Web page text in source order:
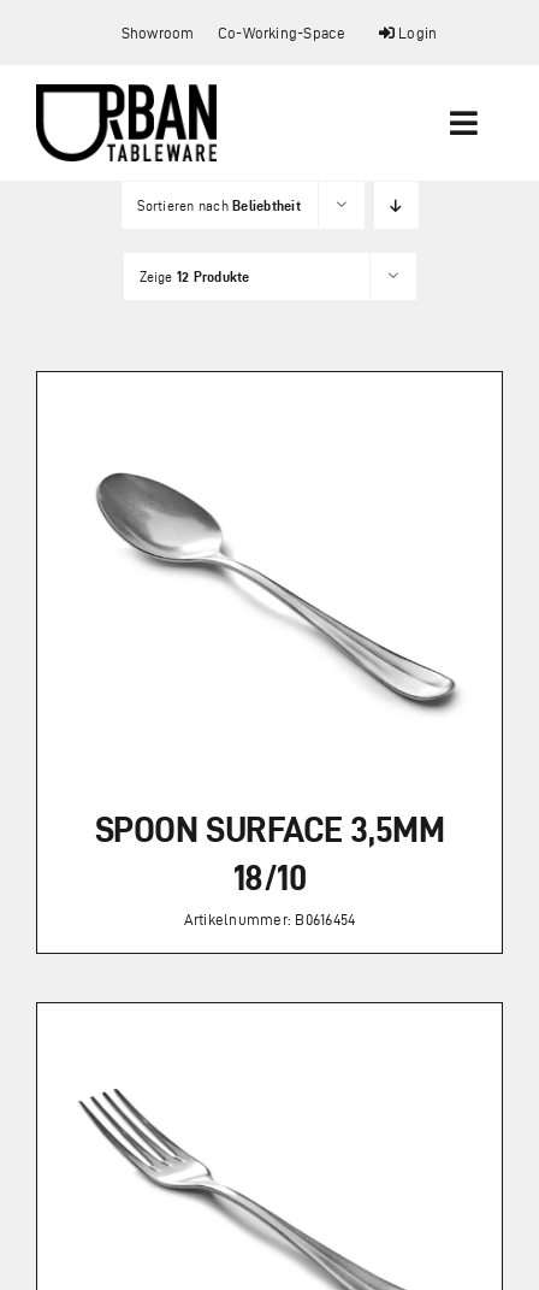
springen
Showroom Co-Working-Space Login
Toggle
Startseite
Co-Working Space
Mein Konto
Zahlung und Versand
Impressum
Datenschutz
Sortieren nachBeliebtheit
Zeige 12 Produkte
SPOON SURFACE 3,5MM
18/10
Artikelnummer: B0616454